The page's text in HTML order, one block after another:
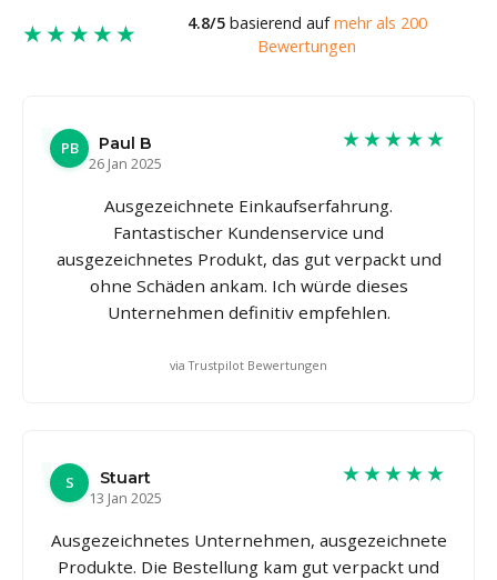
★★★★★ 4.8/5basierend aufmehr als 200
Bewertungen
PB
Paul B
26 Jan 2025
★★★★★
Ausgezeichnete Einkaufserfahrung.
Fantastischer Kundenservice und
ausgezeichnetes Produkt, das gut verpackt und
ohne Schäden ankam. Ich würde dieses
Unternehmen definitiv empfehlen.
via Trustpilot Bewertungen
S
Stuart
13 Jan 2025
★★★★★
Ausgezeichnetes Unternehmen, ausgezeichnete
Produkte. Die Bestellung kam gut verpackt und